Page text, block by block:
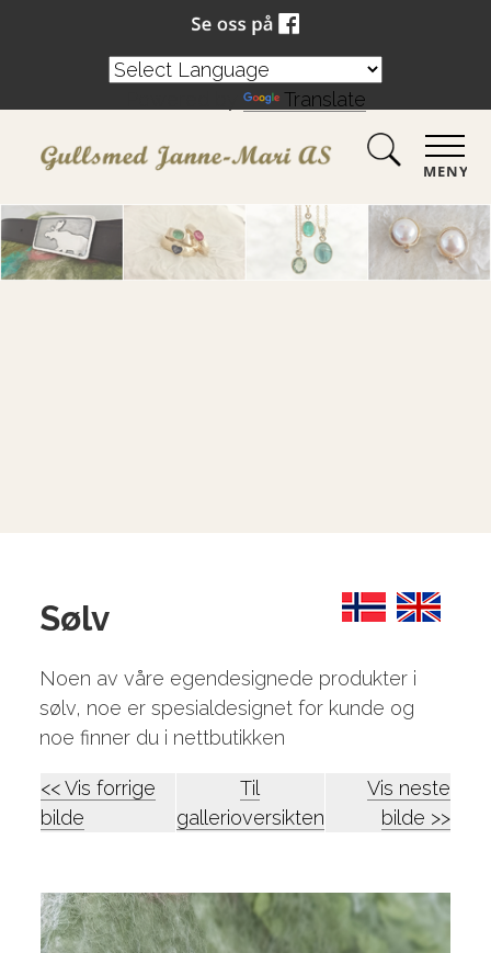
MENY
Sølv
Noen av våre egendesignede produkter i
sølv, noe er spesialdesignet for kunde og
noe finner du i nettbutikken
<< Vis forrige
bilde
Til
gallerioversikten
Vis neste
bilde >>
Translate